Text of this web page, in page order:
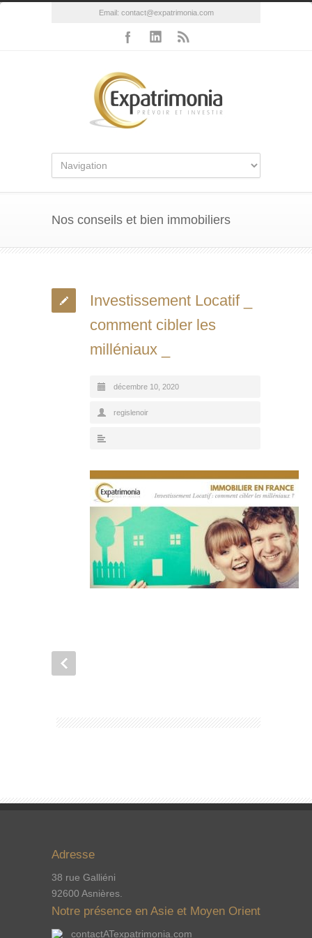
Email: contact@expatrimonia.com
Nos conseils et bien immobiliers
Investissement Locatif _
comment cibler les
milléniaux _
décembre 10, 2020
regislenoir
Adresse
38 rue Galliéni
92600 Asnières.
Notre présence en Asie et Moyen Orient
contactATexpatrimonia.com